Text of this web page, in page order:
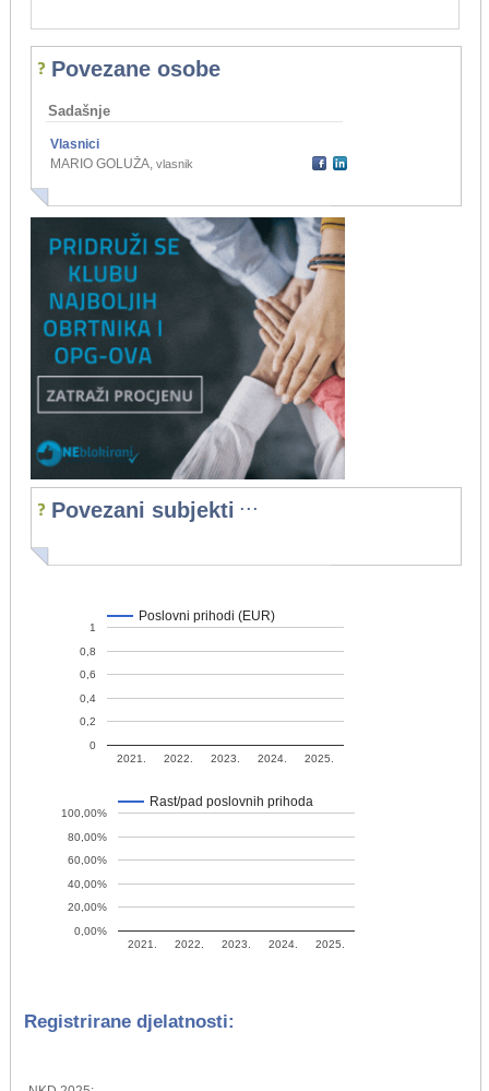
Povezane osobe
Sadašnje
Vlasnici
MARIO GOLUŽA, vlasnik
Povezani subjekti ...
Poslovni prihodi (EUR)
2021. 2022. 2023. 2024. 2025.
0
0,2
0,4
0,6
0,8
1
Rast/pad poslovnih prihoda
2021. 2022. 2023. 2024. 2025.
0,00%
20,00%
40,00%
60,00%
80,00%
100,00%
Registrirane djelatnosti: